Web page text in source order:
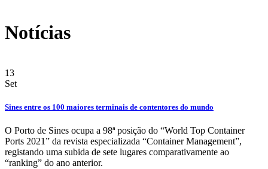
Notícias
13
Set
Sines entre os 100 maiores terminais de contentores do mundo
O Porto de Sines ocupa a 98ª posição do “World Top Container
Ports 2021” da revista especializada “Container Management”,
registando uma subida de sete lugares comparativamente ao
“ranking” do ano anterior.